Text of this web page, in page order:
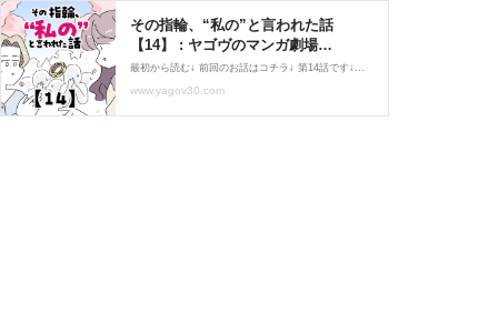
その指輪、“私の”と言われた話
【14】 : ヤゴヴのマンガ劇場
Powered by ライブドアブログ
最初から読む↓ 前回のお話はコチラ↓ 第14話です↓どうぞ!!【勝手にハンコを押されてた件】↓Amazonで無料配信中です!!↓クリックするとAmazonからすぐ読めます😄
www.yagov30.com